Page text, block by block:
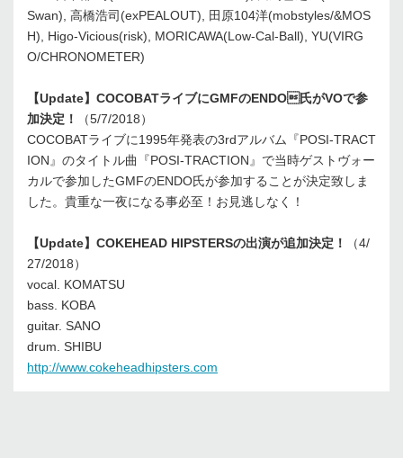
Swan), 高橋浩司(exPEALOUT), 田原104洋(mobstyles/&MOS
H), Higo-Vicious(risk), MORICAWA(Low-Cal-Ball), YU(VIRG
O/CHRONOMETER)
【Update】COCOBATライブにGMFのENDO氏がVOで参
加決定！
（5/7/2018）
COCOBATライブに1995年発表の3rdアルバム『POSI-TRACT
ION』のタイトル曲『POSI-TRACTION』で当時ゲストヴォー
カルで参加したGMFのENDO氏が参加することが決定致しま
した。貴重な一夜になる事必至！お見逃しなく！
【Update】COKEHEAD HIPSTERSの出演が追加決定！
（4/
27/2018）
vocal. KOMATSU
bass. KOBA
guitar. SANO
drum. SHIBU
http://www.cokeheadhipsters.com